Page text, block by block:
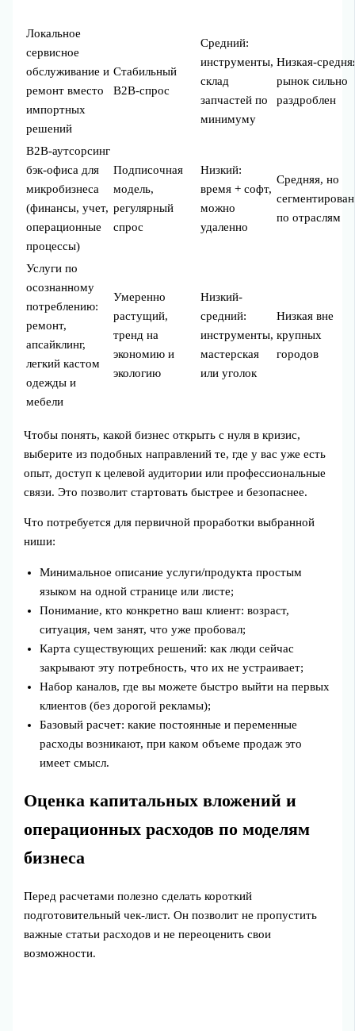
Локальное
сервисное
обслуживание и
ремонт вместо
импортных
решений
Стабильный
B2B‑спрос
Средний:
инструменты,
склад
запчастей по
минимуму
Низкая-
рынок сильно
раздроблен
B2B‑аутсорсинг
бэк‑офиса для
микробизнеса
(финансы, учет,
операционные
процессы)
Подписочная
модель,
регулярный
спрос
Низкий:
время + софт,
можно
удаленно
Средняя, но
по отраслям
Услуги по
осознанному
потреблению:
ремонт,
апсайклинг,
легкий кастом
одежды и
мебели
Умеренно
растущий,
тренд на
экономию и
экологию
Низкий-
средний:
инструменты,
мастерская
или уголок
Низкая вне
крупных
городов
Чтобы понять, какой бизнес открыть с нуля в кризис,
выберите из подобных направлений те, где у вас уже есть
опыт, доступ к целевой аудитории или профессиональные
связи. Это позволит стартовать быстрее и безопаснее.
Что потребуется для первичной проработки выбранной
ниши:
Минимальное описание услуги/продукта простым
языком на одной странице или листе;
Понимание, кто конкретно ваш клиент: возраст,
ситуация, чем занят, что уже пробовал;
Карта существующих решений: как люди сейчас
закрывают эту потребность, что их не устраивает;
Набор каналов, где вы можете быстро выйти на первых
клиентов (без дорогой рекламы);
Базовый расчет: какие постоянные и переменные
расходы возникают, при каком объеме продаж это
имеет смысл.
Оценка капитальных вложений и
операционных расходов по моделям
бизнеса
Перед расчетами полезно сделать короткий
подготовительный чек‑лист. Он позволит не пропустить
важные статьи расходов и не переоценить свои
возможности.